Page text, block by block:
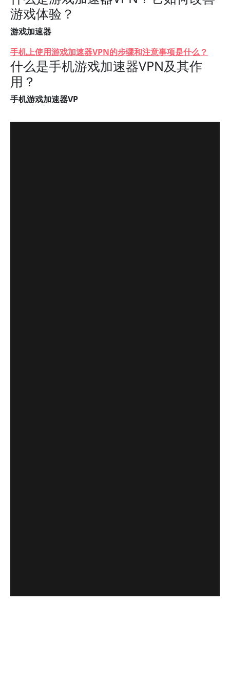
游戏体验？
游戏加速器
手机上使用游戏加速器VPN的步骤和注意事项是什么？
什么是手机游戏加速器VPN及其作
用？
手机游戏加速器VP